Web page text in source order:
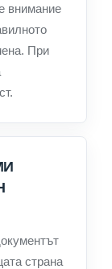
внимание
При
страна